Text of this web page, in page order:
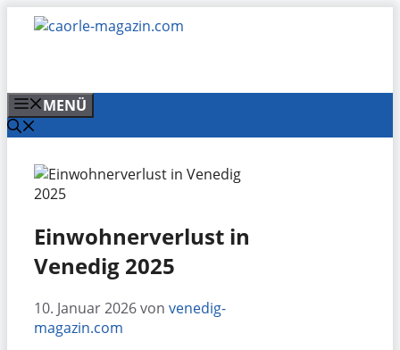
Zum
Inhalt
MENÜ
Einwohnerverlust in
Venedig 2025
10. Januar 2026von venedig-
magazin.com